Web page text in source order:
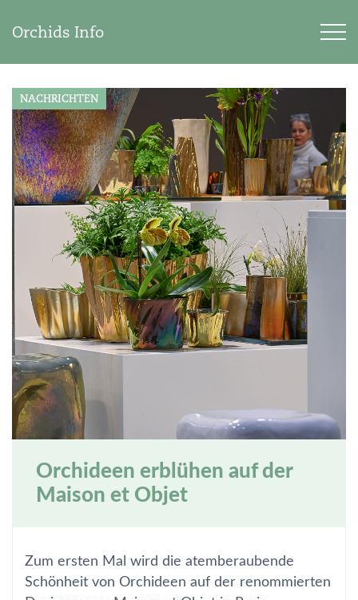
Orchids Info
NACHRICHTEN
Orchideen erblühen auf der
Maison et Objet
Zum ersten Mal wird die atemberaubende
Schönheit von Orchideen auf der renommierten